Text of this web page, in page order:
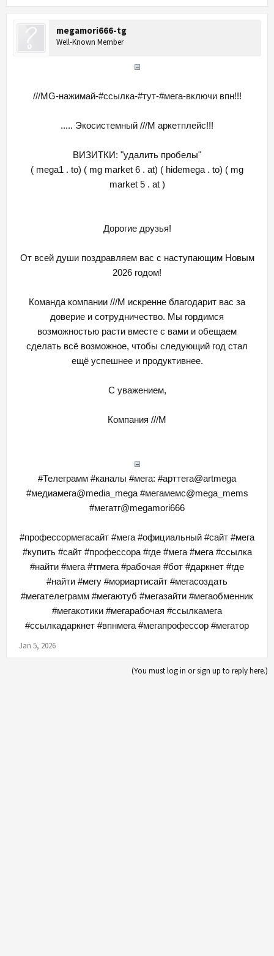
megamori666-tg
Well-Known Member
///MG-нажимай-#ссылка-#тут-#мега-включи впн!!!
..... Экосистемный ///M аркетплейс!!!
ВИЗИТКИ: "удалить пробелы"
( mega1 . to) ( mg market 6 . at) ( hidemega . to) ( mg
market 5 . at )
Дорогие друзья!
От всей души поздравляем вас с наступающим Новым
2026 годом!
Команда компании ///M искренне благодарит вас за
доверие и сотрудничество. Мы гордимся
возможностью расти вместе с вами и обещаем
сделать всё возможное, чтобы следующий год стал
ещё успешнее и продуктивнее.
С уважением,
Компания ///M
#Телеграмм #каналы #мега: #арттега@artmega
#медиамега@media_mega #мегамемс@mega_mems
#мегатг@megamori666
#профессормегасайт #мега #официальный #сайт #мега
#купить #сайт #профессора #где #мега #мега #ссылка
#найти #мега #тгмега #рабочая #бот #даркнет #где
#найти #мегу #мориартисайт #мегасоздать
#мегателеграмм #мегаютуб #мегазайти #мегаобменник
#мегакотики #мегарабочая #ссылкамега
#ссылкадаркнет #впнмега #мегапрофессор #мегатор​
Jan 5, 2026
(You must log in or sign up to reply here.)